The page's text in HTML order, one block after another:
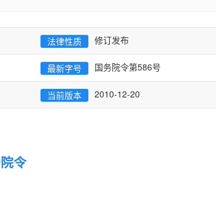
法律性质 修订发布
最新字号 国务院令第586号
当前版本 2010-12-20
令